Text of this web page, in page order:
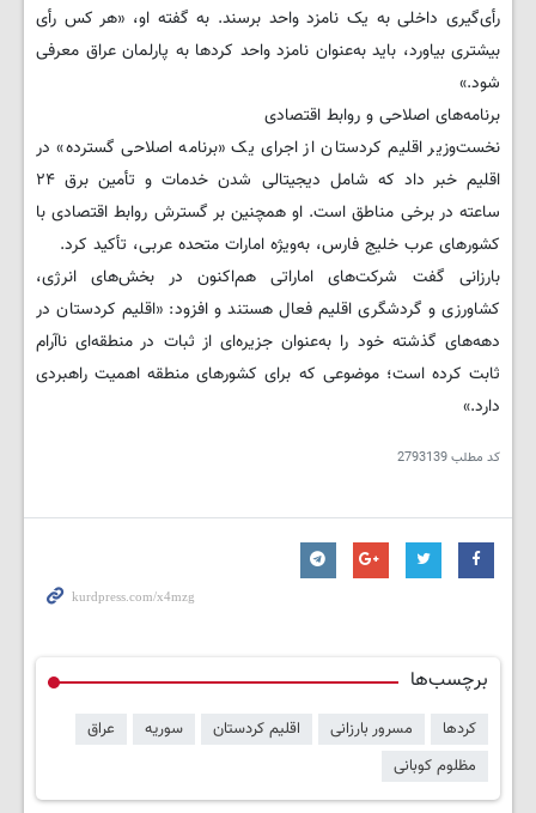
رأی‌گیری داخلی به یک نامزد واحد برسند. به گفته او، «هر کس رأی
بیشتری بیاورد، باید به‌عنوان نامزد واحد کردها به پارلمان عراق معرفی
شود.»
برنامه‌های اصلاحی و روابط اقتصادی
نخست‌وزیر اقلیم کردستان از اجرای یک «برنامه اصلاحی گسترده» در
اقلیم خبر داد که شامل دیجیتالی‌ شدن خدمات و تأمین برق ۲۴
ساعته در برخی مناطق است. او همچنین بر گسترش روابط اقتصادی با
کشورهای عرب خلیج فارس، به‌ویژه امارات متحده عربی، تأکید کرد.
بارزانی گفت شرکت‌های اماراتی هم‌اکنون در بخش‌های انرژی،
کشاورزی و گردشگری اقلیم فعال هستند و افزود: «اقلیم کردستان در
دهه‌های گذشته خود را به‌عنوان جزیره‌ای از ثبات در منطقه‌ای ناآرام
ثابت کرده است؛ موضوعی که برای کشورهای منطقه اهمیت راهبردی
دارد.»
کد مطلب2793139
برچسب‌ها
کردها مسرور بارزانی اقلیم کردستان سوریه
عراق
مظلوم کوبانی